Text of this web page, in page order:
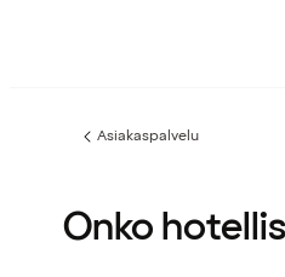
Edellinen
Asiakaspalvelu
Onko